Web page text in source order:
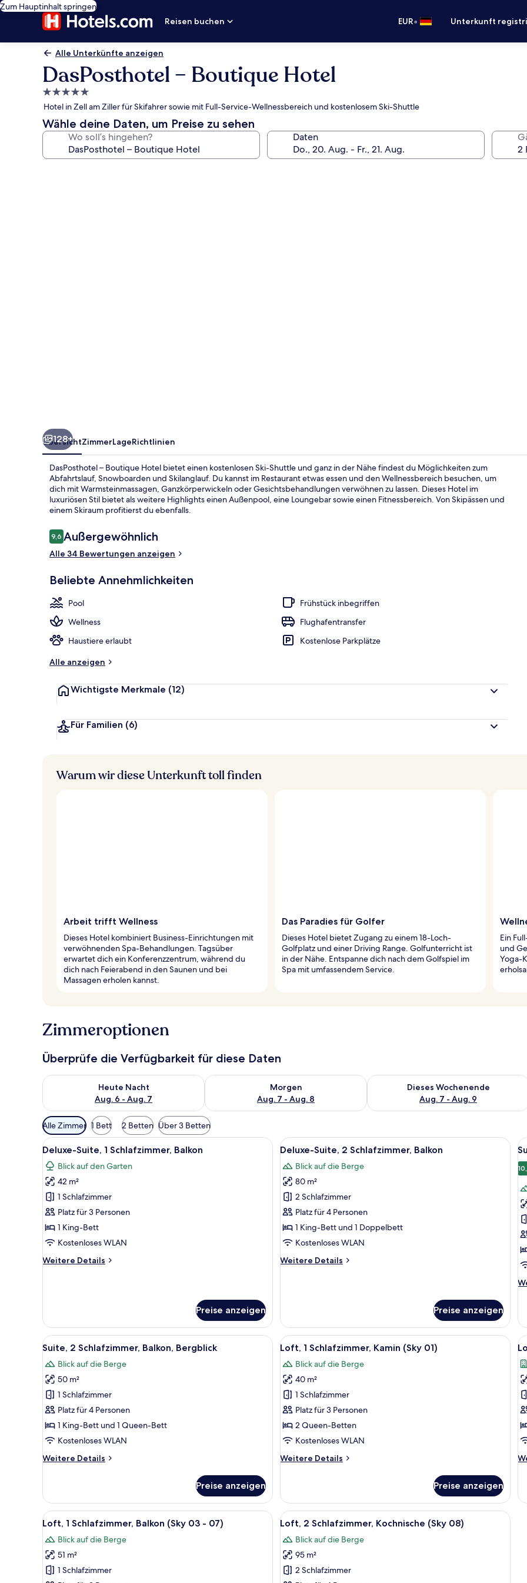
Zum Hauptinhalt springen
Reisen buchen
EUR• Unterkunft
Alle Unterkünfte anzeigen
DasPosthotel – Boutique Hotel
5.0-
Sterne-
Unterkunft
Hotel in Zell am Ziller für Skifahrer sowie mit Full-Service-Wellnessbereich und kostenlosem Ski-Shuttle
Wähle deine Daten, um Preise zu sehen
Wo soll’s hingehen? Daten
Ausblick
128+
ÜbersichtZimmerLageRichtlinien
DasPosthotel – Boutique Hotel bietet einen kostenlosen Ski-Shuttle und ganz in der Nähe findest du Möglichkeiten zum
Abfahrtslauf, Snowboarden und Skilanglauf. Du kannst im Restaurant etwas essen und den Wellnessbereich besuchen, um
dich mit Warmsteinmassagen, Ganzkörperwickeln oder Gesichtsbehandlungen verwöhnen zu lassen. Dieses Hotel im
luxuriösen Stil bietet als weitere Highlights einen Außenpool, eine Loungebar sowie einen Fitnessbereich. Von Skipässen und
einem Skiraum profitierst du ebenfalls.
Bewertungen
9,69,6 von 10.
Außergewöhnlich
Alle 34 Bewertungen anzeigen
Beliebte Annehmlichkeiten
Pool
Frühstück inbegriffen
Wellness
Flughafentransfer
Haustiere erlaubt
Kostenlose Parkplätze
Alle anzeigen
Wichtigste Merkmale (12)
Für Familien (6)
Warum wir diese Unterkunft toll finden
Arbeit trifft Wellness
Dieses Hotel kombiniert Business-Einrichtungen mit
verwöhnenden Spa-Behandlungen. Tagsüber
erwartet dich ein Konferenzzentrum, während du
dich nach Feierabend in den Saunen und bei
Massagen erholen kannst.
Das Paradies für Golfer
Dieses Hotel bietet Zugang zu einem 18-Loch-
Golfplatz und einer Driving Range. Golfunterricht ist
in der Nähe. Entspanne dich nach dem Golfspiel im
Spa mit umfassendem Service.
Ein
und
Yoga-
Zimmeroptionen
Überprüfe die Verfügbarkeit für diese Daten
Heute Nacht
Aug. 6 - Aug. 7
Überprüfe die Verfügbarkeit für heute Nacht, Aug. 6 - Aug. 7.
Morgen
Aug. 7 - Aug. 8
Überprüfe die Verfügbarkeit für morgen, Aug. 7 - Aug. 8.
Dieses Wochenende
Aug. 7 - Aug. 9
Überprüfe die Verfügbarkeit für
Verfügbare
Filter
für
Zimmer
Alle Zimmer 1 Bett 2 Betten Über 3 Betten
Alle
Fotos
für
Deluxe-
Suite,
1
Schlafzimmer,
Balkon
Ein Schlafzimmer mit einem großen Bett, Holzwandverkleidung, einem Balkon mit Blick und zwei
8
Deluxe-Suite, 1 Schlafzimmer, Balkon
Blick auf den Garten
42 m²
1 Schlafzimmer
Platz für 3 Personen
1 King-Bett
Kostenloses WLAN
Weitere Details
Weitere
Schlafzimmer,
Balkon
Preise anzeigen
Alle
Fotos
für
Deluxe-
Suite,
2 Schlafzimmer,
Balkon
anzeigen
Ein Schlafzimmer mit Bett,
6
Deluxe-Suite, 2 Schlafzimmer, Balkon
Blick auf die Berge
80 m²
2 Schlafzimmer
Platz für 4 Personen
1 King-Bett und 1 Doppelbett
Kostenloses WLAN
Weitere Details
Weitere
Balkon
Preise anzeigen
1
1
Alle
Fotos
für
Suite,
2 Schlafzimmer,
Balkon,
Bergblick
anzeigen
Suite, 2 Schlafzimmer, Balkon, Bergblick | Hochwertige Bettwaren, Daunenbettdecken, Pillowtop-Betten,
6
Suite, 2 Schlafzimmer, Balkon, Bergblick
Blick auf die Berge
50 m²
1 Schlafzimmer
Platz für 4 Personen
1 King-Bett und 1 Queen-Bett
Kostenloses WLAN
Weitere Details
Weitere
2 Schlafzimmer,
Balkon,
Bergblick
Preise anzeigen
Alle
Fotos
für
Loft,
Schlafzimmer,
Kamin
(Sky
anzeigen
Ein Hotelzimmer mit einem großen
6
Loft, 1 Schlafzimmer, Kamin (Sky 01)
Blick auf die Berge
40 m²
1 Schlafzimmer
Platz für 3 Personen
2 Queen-Betten
Kostenloses WLAN
Weitere Details
Weitere
1
Schlafzimmer,
Kamin
01)
Preise anzeigen
1
Alle
Fotos
für
Loft,
Ein Schlafzimmer mit einem großen Bett, Holzwänden und Blick ins Freie.
17
Loft, 1 Schlafzimmer, Balkon (Sky 03 - 07)
Blick auf die Berge
51 m²
1 Schlafzimmer
Alle
Fotos
für
Loft,
2 Schlafzimmer,
Ein Schlafzimmer mit einem
8
Loft, 2 Schlafzimmer, Kochnische (Sky 08)
Blick auf die Berge
95 m²
2 Schlafzimmer